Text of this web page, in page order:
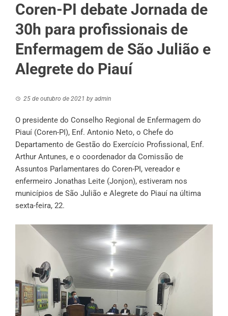
Coren-PI debate Jornada de
30h para profissionais de
Enfermagem de São Julião e
Alegrete do Piauí
25 de outubro de 2021 by admin
O presidente do Conselho Regional de Enfermagem do
Piauí (Coren-PI), Enf. Antonio Neto, o Chefe do
Departamento de Gestão do Exercício Profissional, Enf.
Arthur Antunes, e o coordenador da Comissão de
Assuntos Parlamentares do Coren-PI, vereador e
enfermeiro Jonathas Leite (Jonjon), estiveram nos
municípios de São Julião e Alegrete do Piauí na última
sexta-feira, 22.